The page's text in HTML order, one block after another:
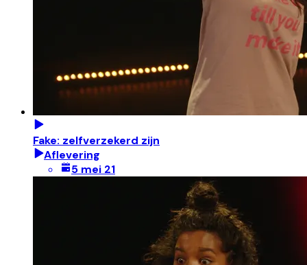
Fake: zelfverzekerd zijn
Aflevering
5 mei 21